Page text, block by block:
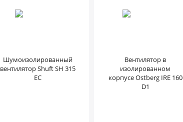
Шумоизолированный
вентилятор Shuft SH 315
EC
Вентилятор в
изолированном
корпусе Ostberg IRE 160
D1